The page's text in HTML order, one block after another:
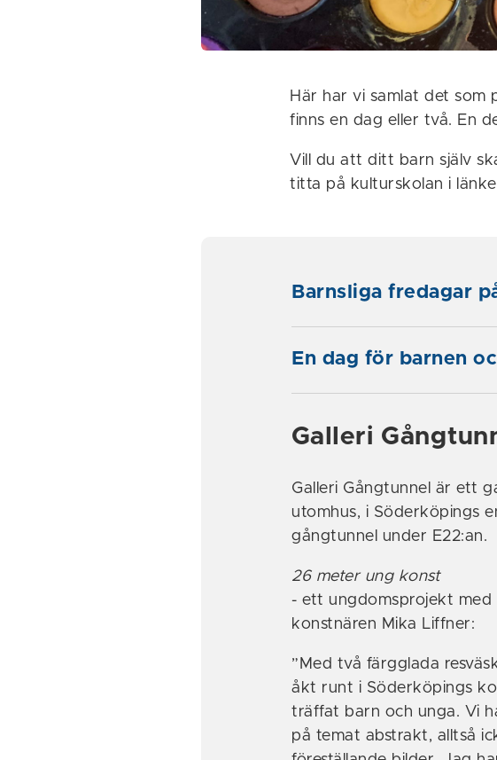
Här har vi samlat det som
finns en dag eller två. En
Vill du att ditt barn själv
titta på kulturskolan i
Barnsliga fredagar
En dag för barnen
Galleri
Galleri Gångtunnel är ett
utomhus, i Söderköpings
gångtunnel under E22:an.
26 meter ung konst
- ett ungdomsprojekt med
konstnären Mika Liffner:
”Med två färgglada
åkt runt i Söderköpings
träffat barn och unga. Vi
på temat abstrakt, alltså